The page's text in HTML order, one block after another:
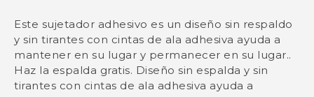
Este sujetador adhesivo es un diseño sin respaldo
y sin tirantes con cintas de ala adhesiva ayuda a
mantener en su lugar y permanecer en su lugar..
Haz la espalda gratis. Diseño sin espalda y sin
tirantes con cintas de ala adhesiva ayuda a